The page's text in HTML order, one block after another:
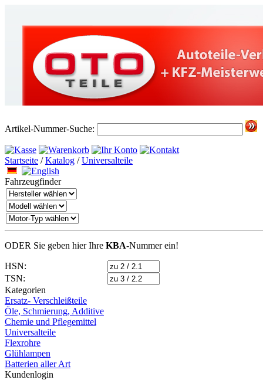
Artikel-Nummer-Suche:
Startseite /Katalog /Universalteile
Fahrzeugfinder
ODER Sie geben hier Ihre KBA-Nummerein!
HSN:
TSN:
Kategorien
Ersatz- Verschleißteile
Öle, Schmierung, Additive
Chemie und Pflegemittel
Universalteile
Flexrohre
Glühlampen
Batterien aller Art
Kundenlogin